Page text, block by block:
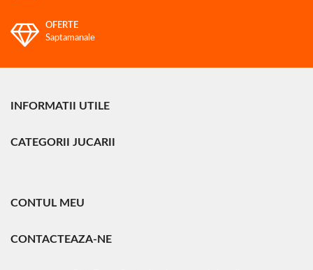
OFERTE
Saptamanale
INFORMATII UTILE
CATEGORII JUCARII
CONTUL MEU
CONTACTEAZA-NE